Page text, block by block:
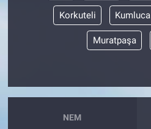
Korkuteli Kumluca
Muratpaşa
NEM